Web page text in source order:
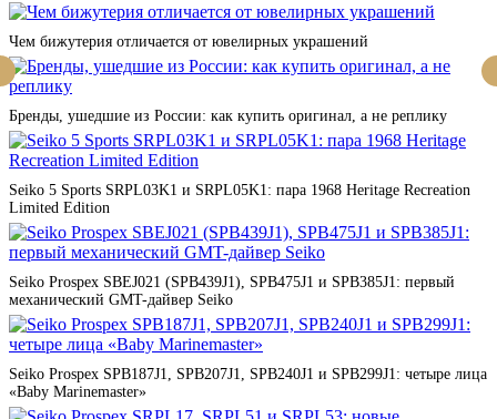
Чем бижутерия отличается от ювелирных украшений
Бренды, ушедшие из России: как купить оригинал, а не реплику
Seiko 5 Sports SRPL03K1 и SRPL05K1: пара 1968 Heritage Recreation
Limited Edition
Seiko Prospex SBEJ021 (SPB439J1), SPB475J1 и SPB385J1: первый
механический GMT-дайвер Seiko
Seiko Prospex SPB187J1, SPB207J1, SPB240J1 и SPB299J1: четыре лица
«Baby Marinemaster»